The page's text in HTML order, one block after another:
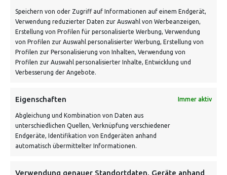
Speichern von oder Zugriff auf Informationen auf einem Endgerät,
Verwendung reduzierter Daten zur Auswahl von Werbeanzeigen,
Erstellung von Profilen für personalisierte Werbung, Verwendung
von Profilen zur Auswahl personalisierter Werbung, Erstellung von
Profilen zur Personalisierung von Inhalten, Verwendung von
Profilen zur Auswahl personalisierter Inhalte, Entwicklung und
Verbesserung der Angebote.
Eigenschaften Immer aktiv
Abgleichung und Kombination von Daten aus
unterschiedlichen Quellen, Verknüpfung verschiedener
Endgeräte, Identifikation von Endgeräten anhand
automatisch übermittelter Informationen.
Verwendung genauer Standortdaten, Geräte anhand
VERSANDKOSTENHINWEIS: